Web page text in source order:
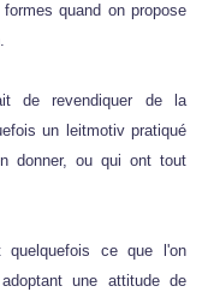
quand on propose
de revendiquer de la
un leitmotiv pratiqué
donner, ou qui ont tout
quelquefois ce que l'on
une attitude de